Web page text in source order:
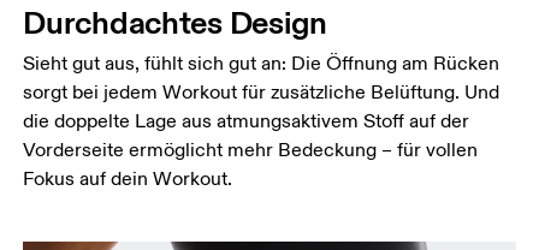
Durchdachtes Design
Sieht gut aus, fühlt sich gut an: Die Öffnung am Rücken
sorgt bei jedem Workout für zusätzliche Belüftung. Und
die doppelte Lage aus atmungsaktivem Stoff auf der
Vorderseite ermöglicht mehr Bedeckung – für vollen
Fokus auf dein Workout.